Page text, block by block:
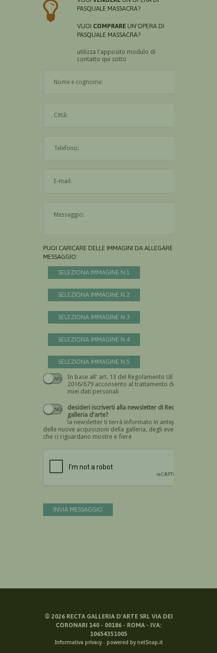
PASQUALE MASSACRA?
VUOI COMPRARE UN'OPERA DI
PASQUALE MASSACRA?
utilizza l'apposito modulo di
contatto qui sotto
PUOI CARICARE DELLE IMMAGINI DA ALLEGARE AL
MESSAGGIO:
SELEZIONA IMMAGINE N.1
SELEZIONA IMMAGINE N.2
SELEZIONA IMMAGINE N.3
SELEZIONA IMMAGINE N.4
SELEZIONA IMMAGINE N.5
In base all' art. 13 del Regolamento UE n.
2016/679 acconsento al trattamento dei
miei dati personali
Devi dare il consenso
desideri iscriverti alla newsletter di Recta
galleria d'arte?
la newsletter ti terrà informato in anteprima
delle nuove acquisizioni della galleria, degli eventi
che ci riguardano mostre e fiere
INVIA MESSAGGIO
© 2026RECTA GALLERIA D'ARTE SRL VIA DEI
CORONARI 140 - 00186 - ROMA - IVA:
10654351005
Informativa privacy- powered by netSnap.it